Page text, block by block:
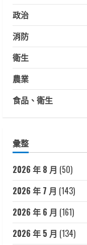
政治
消防
衛生
農業
食品、衛生
彙整
2026 年 8 月 (50)
2026 年 7 月 (143)
2026 年 6 月 (161)
2026 年 5 月 (134)